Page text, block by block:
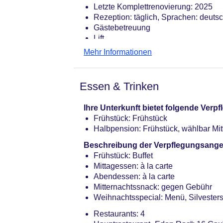
Letzte Komplettrenovierung: 2025
Rezeption: täglich, Sprachen:
Gästebetreuung
Lift
Gartenanlage, begrünter Innenhof,
25m-Sport-Pool: Indoor, Outdoor,
Pool: Outdoor, Liegen: ohne
Badetücher: ohne Gebühr
Friseur
Internet: WLAN/WiFi, im gesamten
Wäscheservice: gegen Gebühr
Concierge Service, Gepäckservice
Zahlungsarten: TUI Card / VISA,
Kreditkarte beim Check In ist Pflicht
Haustier: Hund erlaubt: ca. 45 EUR,
Reservierung notwendig
Garage: ca. 40 EUR, Anfrage &
Mehr Informationen
Essen & Trinken
Ihre Unterkunft bietet folgende
Frühstück: Frühstück
Halbpension: Frühstück, wählbar
Beschreibung der
Frühstück: Buffet
Mittagessen: à la carte
Abendessen: à la carte
Mitternachtssnack: gegen Gebühr
Weihnachtsspecial: Menü,
Restaurants: 4